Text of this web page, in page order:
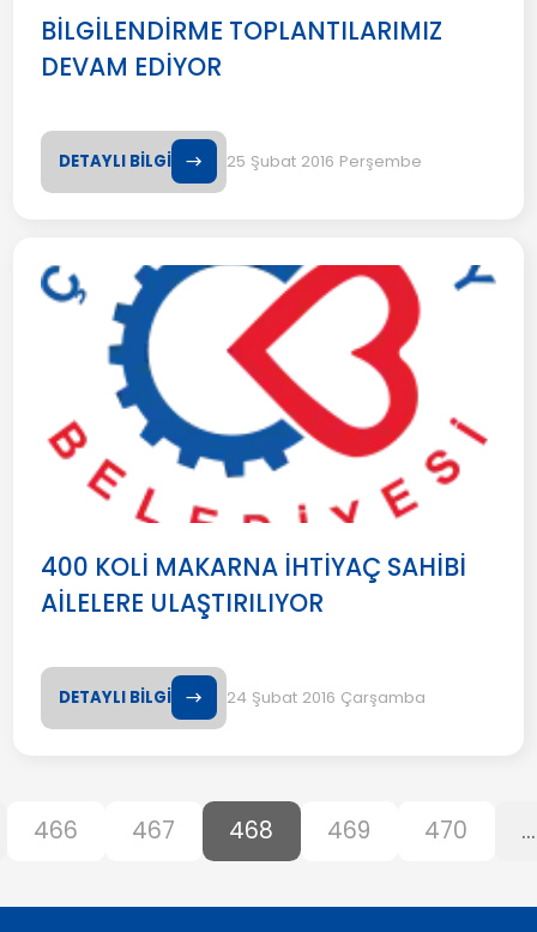
BİLGİLENDİRME TOPLANTILARIMIZ
DEVAM EDİYOR
DETAYLI BİLGİ 25 Şubat 2016 Perşembe
400 KOLİ MAKARNA İHTİYAÇ SAHİBİ
AİLELERE ULAŞTIRILIYOR
DETAYLI BİLGİ 24 Şubat 2016 Çarşamba
466 467 468 469 470 ...